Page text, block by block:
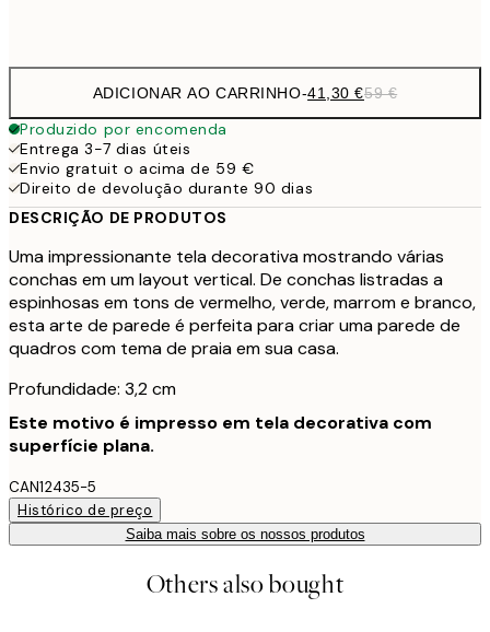
ADICIONAR AO CARRINHO-41,30 €59 €
Produzido por encomenda
Entrega 3-7 dias úteis
Envio gratuit o acima de 59 €
Direito de devolução durante 90 dias
DESCRIÇÃO DE PRODUTOS
Uma impressionante tela decorativa mostrando várias
conchas em um layout vertical. De conchas listradas a
espinhosas em tons de vermelho, verde, marrom e branco,
esta arte de parede é perfeita para criar uma parede de
quadros com tema de praia em sua casa.
Profundidade: 3,2 cm
Este motivo é impresso em tela decorativa com
superfície plana.
CAN12435-5
Histórico de preço
Saiba mais sobre os nossos produtos
Others also bought